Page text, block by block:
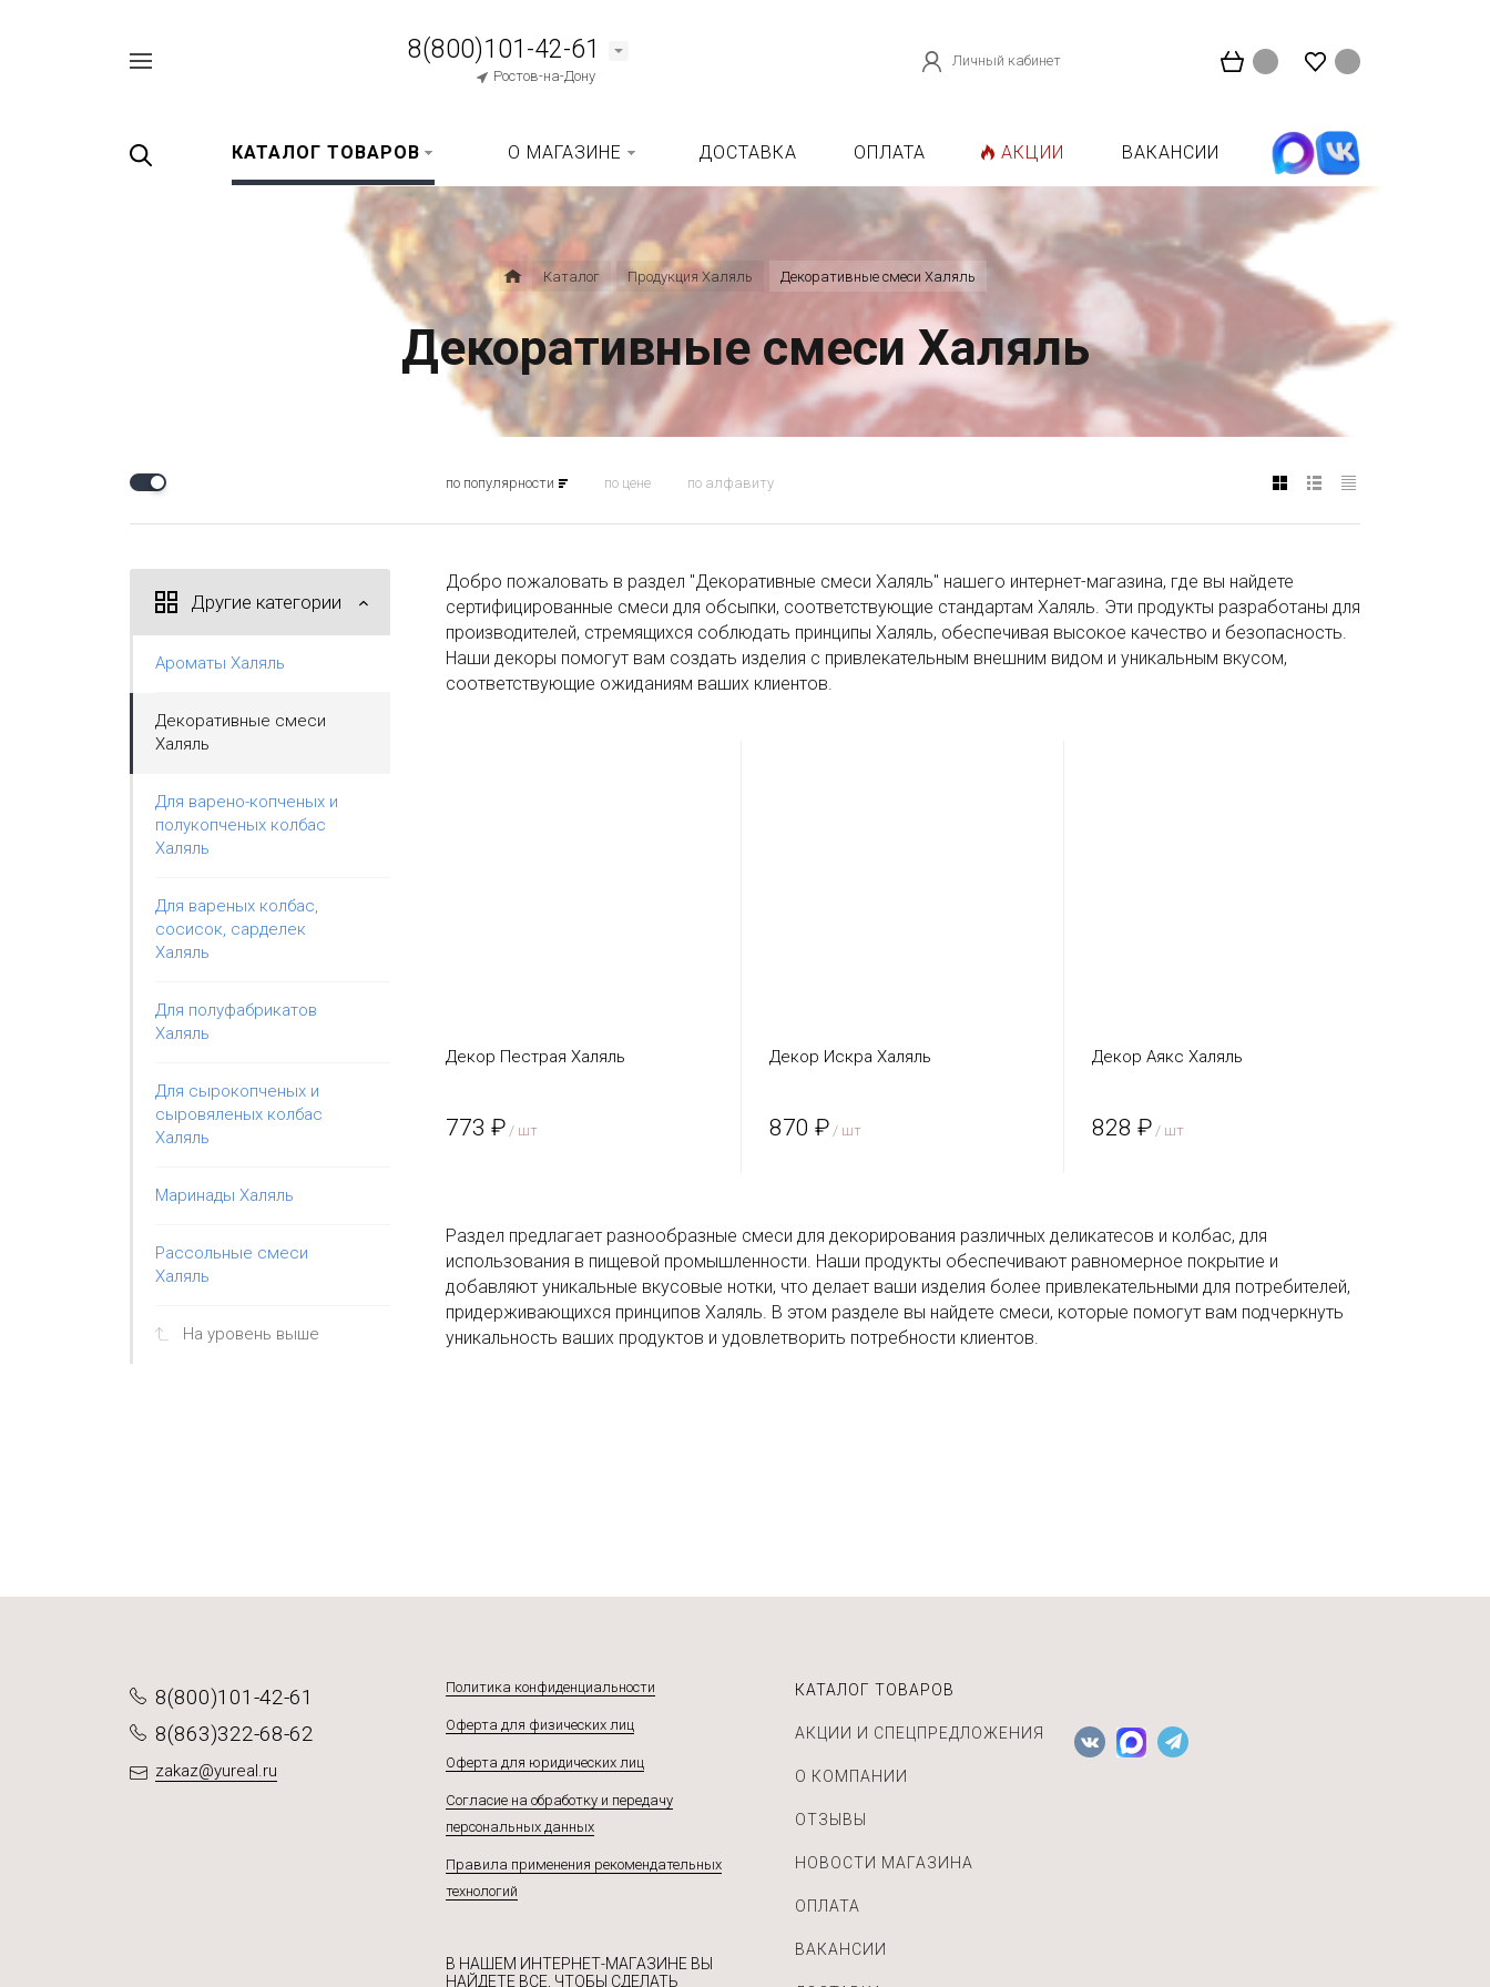
8(800)101-42-61
Ростов-на-Дону
Личный кабинет
КАТАЛОГ ТОВАРОВ О МАГАЗИНЕ ДОСТАВКА ОПЛАТА АКЦИИ ВАКАНСИИ
Каталог Продукция Халяль Декоративные смеси Халяль
Декоративные смеси Халяль
по популярности по цене по алфавиту
Другие категории
Ароматы Халяль
Декоративные смеси
Халяль
Для варено-копченых и
полукопченых колбас
Халяль
Для вареных колбас,
сосисок, сарделек
Халяль
Для полуфабрикатов
Халяль
Для сырокопченых и
сыровяленых колбас
Халяль
Маринады Халяль
Рассольные смеси
Халяль
На уровень выше
Добро пожаловать в раздел "Декоративные смеси Халяль" нашего интернет-магазина, где вы найдете
сертифицированные смеси для обсыпки, соответствующие стандартам Халяль. Эти продукты разработаны для
производителей, стремящихся соблюдать принципы Халяль, обеспечивая высокое качество и безопасность.
Наши декоры помогут вам создать изделия с привлекательным внешним видом и уникальным вкусом,
соответствующие ожиданиям ваших клиентов.
Декор Пестрая Халяль
773 ₽ / шт
Декор Искра Халяль
870 ₽/ шт
Декор Аякс Халяль
828 ₽ / шт
Раздел предлагает разнообразные смеси для декорирования различных деликатесов и колбас, для
использования в пищевой промышленности. Наши продукты обеспечивают равномерное покрытие и
добавляют уникальные вкусовые нотки, что делает ваши изделия более привлекательными для потребителей,
придерживающихся принципов Халяль. В этом разделе вы найдете смеси, которые помогут вам подчеркнуть
уникальность ваших продуктов и удовлетворить потребности клиентов.
8(800)101-42-61
8(863)322-68-62
zakaz@yureal.ru
Политика конфиденциальности
Оферта для физических лиц
Оферта для юридических лиц
Согласие на обработку и передачу
персональных данных
Правила применения рекомендательных
технологий
В НАШЕМ ИНТЕРНЕТ-МАГАЗИНЕ ВЫ
НАЙДЕТЕ ВСЕ, ЧТОБЫ СДЕЛАТЬ
КАТАЛОГ ТОВАРОВ
АКЦИИ И СПЕЦПРЕДЛОЖЕНИЯ
О КОМПАНИИ
ОТЗЫВЫ
НОВОСТИ МАГАЗИНА
ОПЛАТА
ВАКАНСИИ